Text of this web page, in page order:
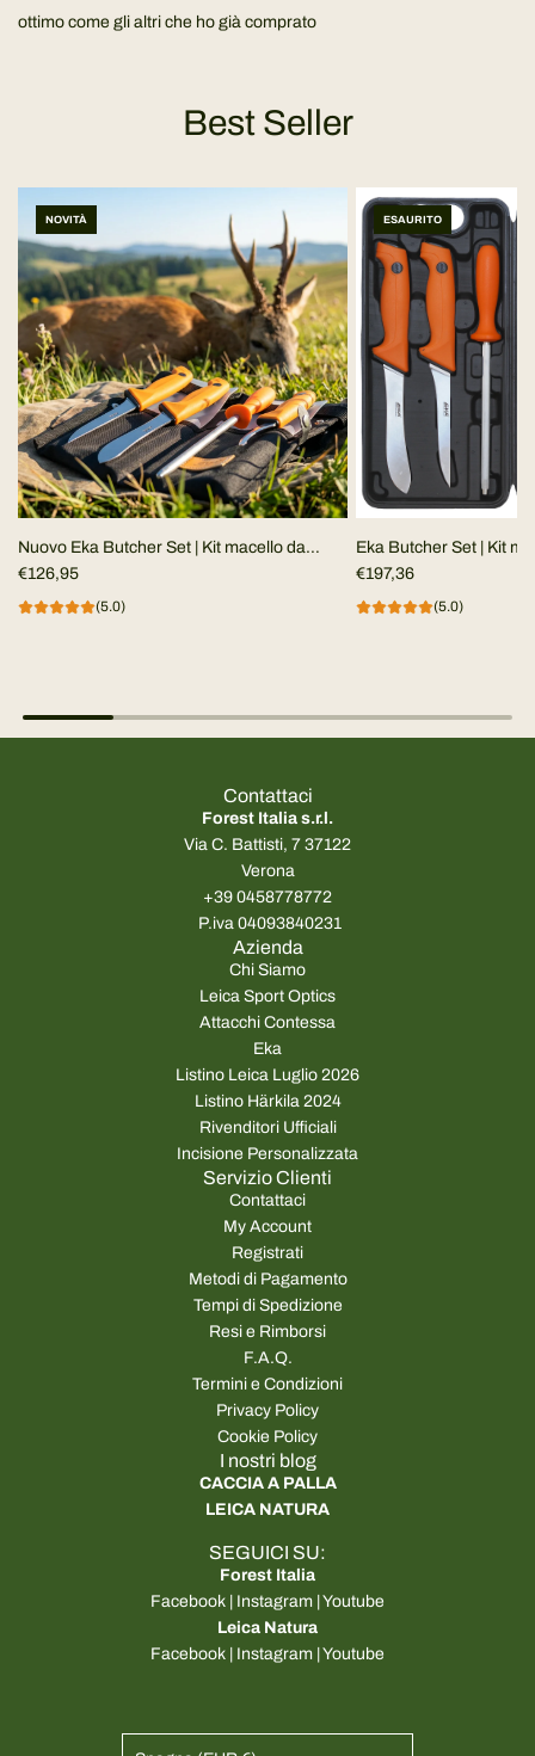
ottimo come gli altri che ho già comprato
Best Seller
NOVITÀ
Nuovo Eka Butcher Set | Kit macello da
campo
€126,95
(5.0)
ESAURITO
Eka Butcher Set | Kit
€197,36
(5.0)
Contattaci
Forest Italia s.r.l.
Via C. Battisti, 7 37122
Verona
+39 0458778772
P.iva 04093840231
Azienda
Chi Siamo
Leica Sport Optics
Attacchi Contessa
Eka
Listino Leica Luglio 2026
Listino Härkila 2024
Rivenditori Ufficiali
Incisione Personalizzata
Servizio Clienti
Contattaci
My Account
Registrati
Metodi di Pagamento
Tempi di Spedizione
Resi e Rimborsi
F.A.Q.
Termini e Condizioni
Privacy Policy
Cookie Policy
I nostri blog
CACCIA A PALLA
LEICA NATURA
SEGUICI SU:
Forest Italia
Facebook | Instagram |Youtube
Leica Natura
Facebook | Instagram |Youtube